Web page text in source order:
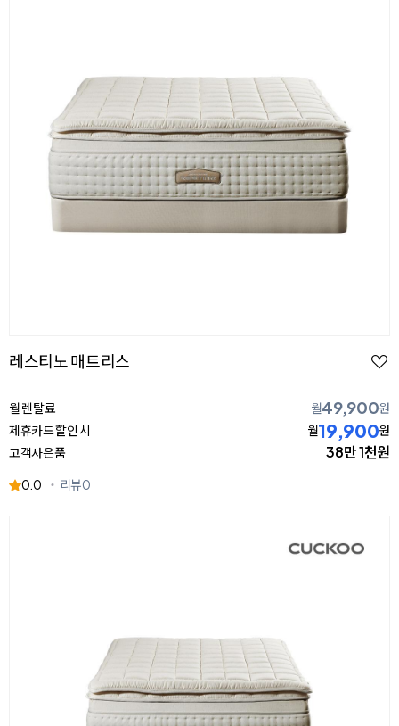
레스티노 매트리스
월 렌탈료 월49,900원
제휴카드 할인 시
월19,900원
고객사은품
38만 1천원
0.0 리뷰0